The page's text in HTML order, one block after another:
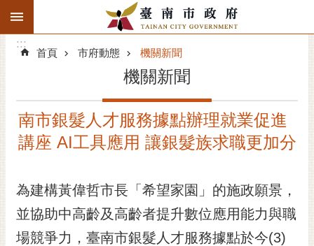
跳到主要內容區塊
搜
階
精彩府城
市府團隊
主題服務
:::
:::
首頁 市府動態 機關新聞
機關新聞
南市銀髮人才服務據點辦理就業促進
講座 AI工具應用 讓銀髮族求職更加分
為建構黃偉哲市長「希望家園」的施政願景，
並協助中高齡及高齡者提升數位應用能力與職
場競爭力，臺南市銀髮人才服務據點於今(3)